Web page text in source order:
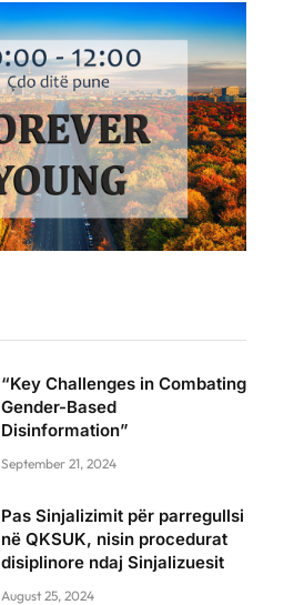
“Key Challenges in Combating
Gender-Based
Disinformation”
September 21, 2024
Pas Sinjalizimit për parregullsi
në QKSUK, nisin procedurat
disiplinore ndaj Sinjalizuesit
August 25, 2024